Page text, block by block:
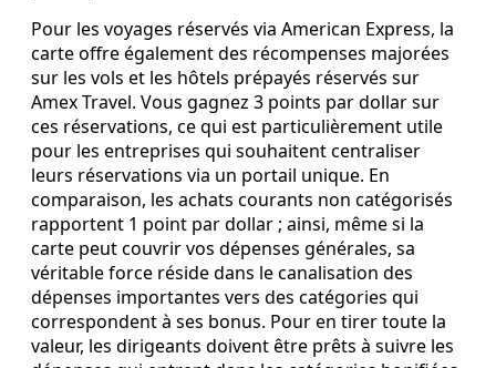
Pour les voyages réservés via American Express, la
carte offre également des récompenses majorées
sur les vols et les hôtels prépayés réservés sur
Amex Travel. Vous gagnez 3 points par dollar sur
ces réservations, ce qui est particulièrement utile
pour les entreprises qui souhaitent centraliser
leurs réservations via un portail unique. En
comparaison, les achats courants non catégorisés
rapportent 1 point par dollar ; ainsi, même si la
carte peut couvrir vos dépenses générales, sa
véritable force réside dans le canalisation des
dépenses importantes vers des catégories qui
correspondent à ses bonus. Pour en tirer toute la
valeur, les dirigeants doivent être prêts à suivre les